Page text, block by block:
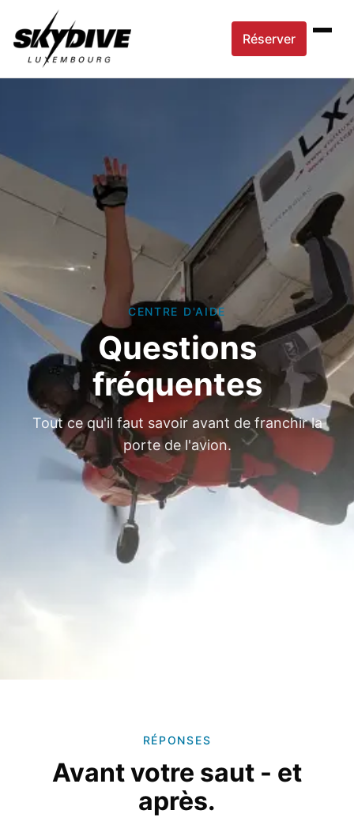
Réserver
CENTRE D'AIDE
Questions
fréquentes
Tout ce qu'il faut savoir avant de franchir la
porte de l'avion.
RÉPONSES
Avant votre saut - et
après.